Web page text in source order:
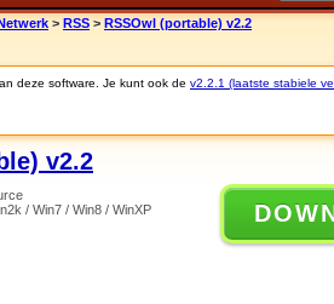
> RSS > RSSOwl (portable) v2.2
deze software. Je kunt ook de v2.2.1 (laatste stabiele
v2.2
/ Win7 / Win8 / WinXP